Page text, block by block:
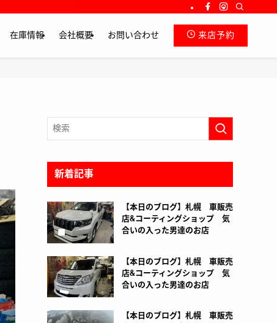
在庫情報 会社概要 お問い合わせ 来店予約
新着記事
【本日のブログ】札幌 車販売
店&コーティングショップ 気
合いの入った男達のお店
【本日のブログ】札幌 車販売
店&コーティングショップ 気
合いの入った男達のお店
【本日のブログ】札幌 車販売